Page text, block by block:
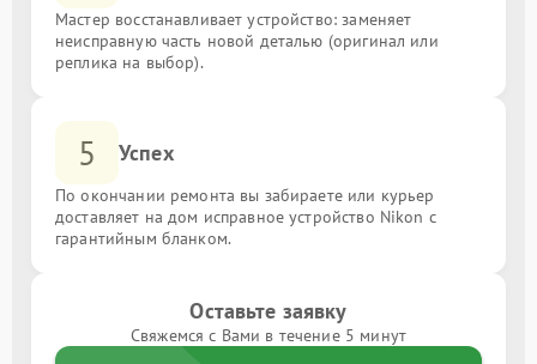
Мастер восстанавливает устройство: заменяет
неисправную часть новой деталью (оригинал или
реплика на выбор).
5 Успех
По окончании ремонта вы забираете или курьер
доставляет на дом исправное устройство Nikon с
гарантийным бланком.
Оставьте заявку
Свяжемся с Вами в течение 5 минут